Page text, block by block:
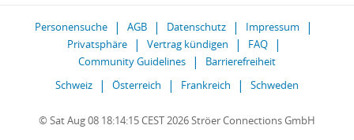
Personensuche AGB Datenschutz
Impressum
Privatsphäre
Vertrag kündigen
FAQ
Community Guidelines
Barrierefreiheit
Schweiz
Österreich Frankreich Schweden
© Sat Aug 08 18:14:15 CEST 2026 Ströer Connections GmbH